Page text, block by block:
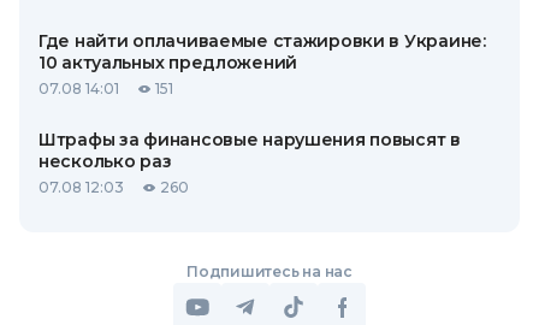
Где найти оплачиваемые стажировки в Украине:
10 актуальных предложений
07.08 14:01 151
Штрафы за финансовые нарушения повысят в
несколько раз
07.08 12:03 260
Подпишитесь на нас